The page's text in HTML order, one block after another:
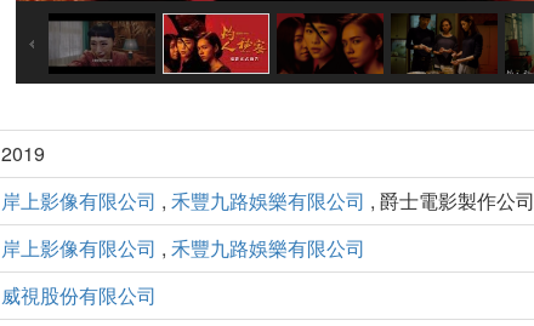
2019
岸上影像有限公司 , 禾豐九路娛樂有限公司 , 爵士電影製作公司
岸上影像有限公司 , 禾豐九路娛樂有限公司
威視股份有限公司